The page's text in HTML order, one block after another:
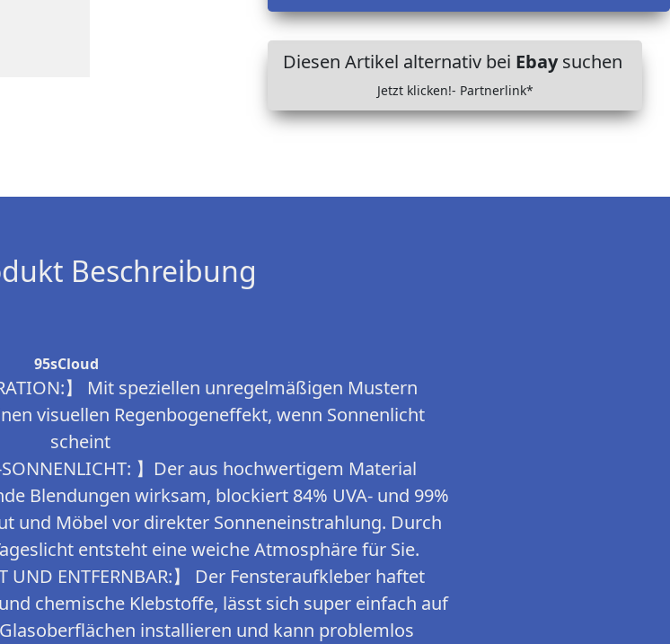
Diesen Artikel alternativ bei Ebaysuchen
Jetzt klicken!- Partnerlink*
Beschreibung
95sCloud
】 Mit speziellen unregelmäßigen Mustern
visuellen Regenbogeneffekt, wenn Sonnenlicht
scheint
】Der aus hochwertigem Material
Blendungen wirksam, blockiert 84% UVA- und 99%
und Möbel vor direkter Sonneneinstrahlung. Durch
entsteht eine weiche Atmosphäre für Sie.
UND ENTFERNBAR:】 Der Fensteraufkleber haftet
chemische Klebstoffe, lässt sich super einfach auf
installieren und kann problemlos